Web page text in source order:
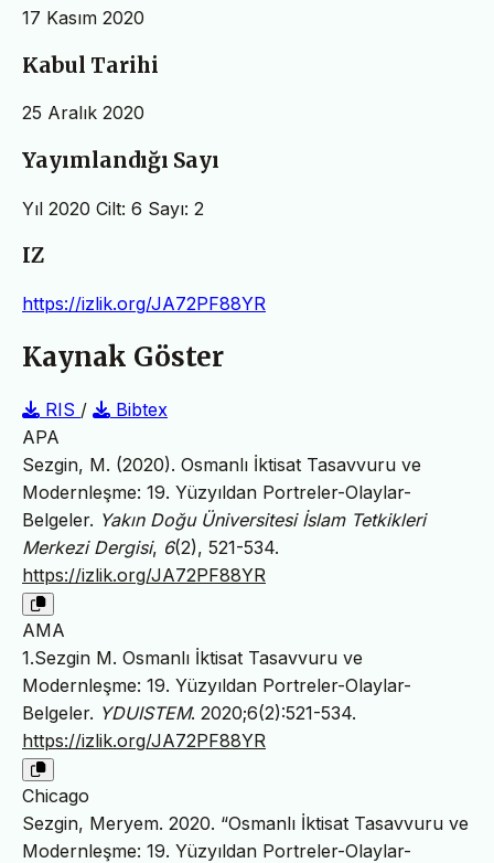
17 Kasım 2020
Kabul Tarihi
25 Aralık 2020
Yayımlandığı Sayı
Yıl 2020 Cilt: 6 Sayı: 2
IZ
https://izlik.org/JA72PF88YR
Kaynak Göster
RIS /
Bibtex
APA
Sezgin, M. (2020). Osmanlı İktisat Tasavvuru ve
Modernleşme: 19. Yüzyıldan Portreler-Olaylar-
Belgeler. Yakın Doğu Üniversitesi İslam Tetkikleri
Merkezi Dergisi, 6(2), 521-534.
https://izlik.org/JA72PF88YR
AMA
1.Sezgin M. Osmanlı İktisat Tasavvuru ve
Modernleşme: 19. Yüzyıldan Portreler-Olaylar-
Belgeler. YDUISTEM. 2020;6(2):521-534.
https://izlik.org/JA72PF88YR
Chicago
Sezgin, Meryem. 2020. “Osmanlı İktisat Tasavvuru ve
Modernleşme: 19. Yüzyıldan Portreler-Olaylar-